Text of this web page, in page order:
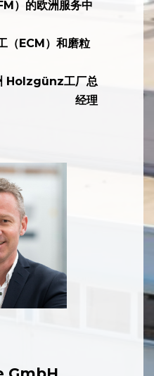
们 3 项技术
）的欧洲服务中
（ECM）和磨粒
Holzgünz工厂总